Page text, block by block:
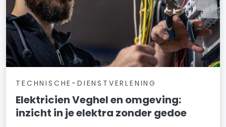
TECHNISCHE-DIENSTVERLENING
Elektricien Veghel en omgeving:
inzicht in je elektra zonder gedoe